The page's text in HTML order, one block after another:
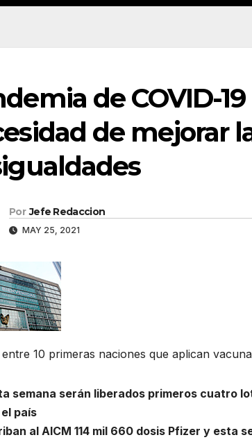
de COVID-
de mejorar
Por Jefe Redaccion
MAY 25, 2021
10 primeras naciones que aplican
semana serán liberados primeros cuatro
país
al AICM 114 mil 660 dosis Pfizer y esta